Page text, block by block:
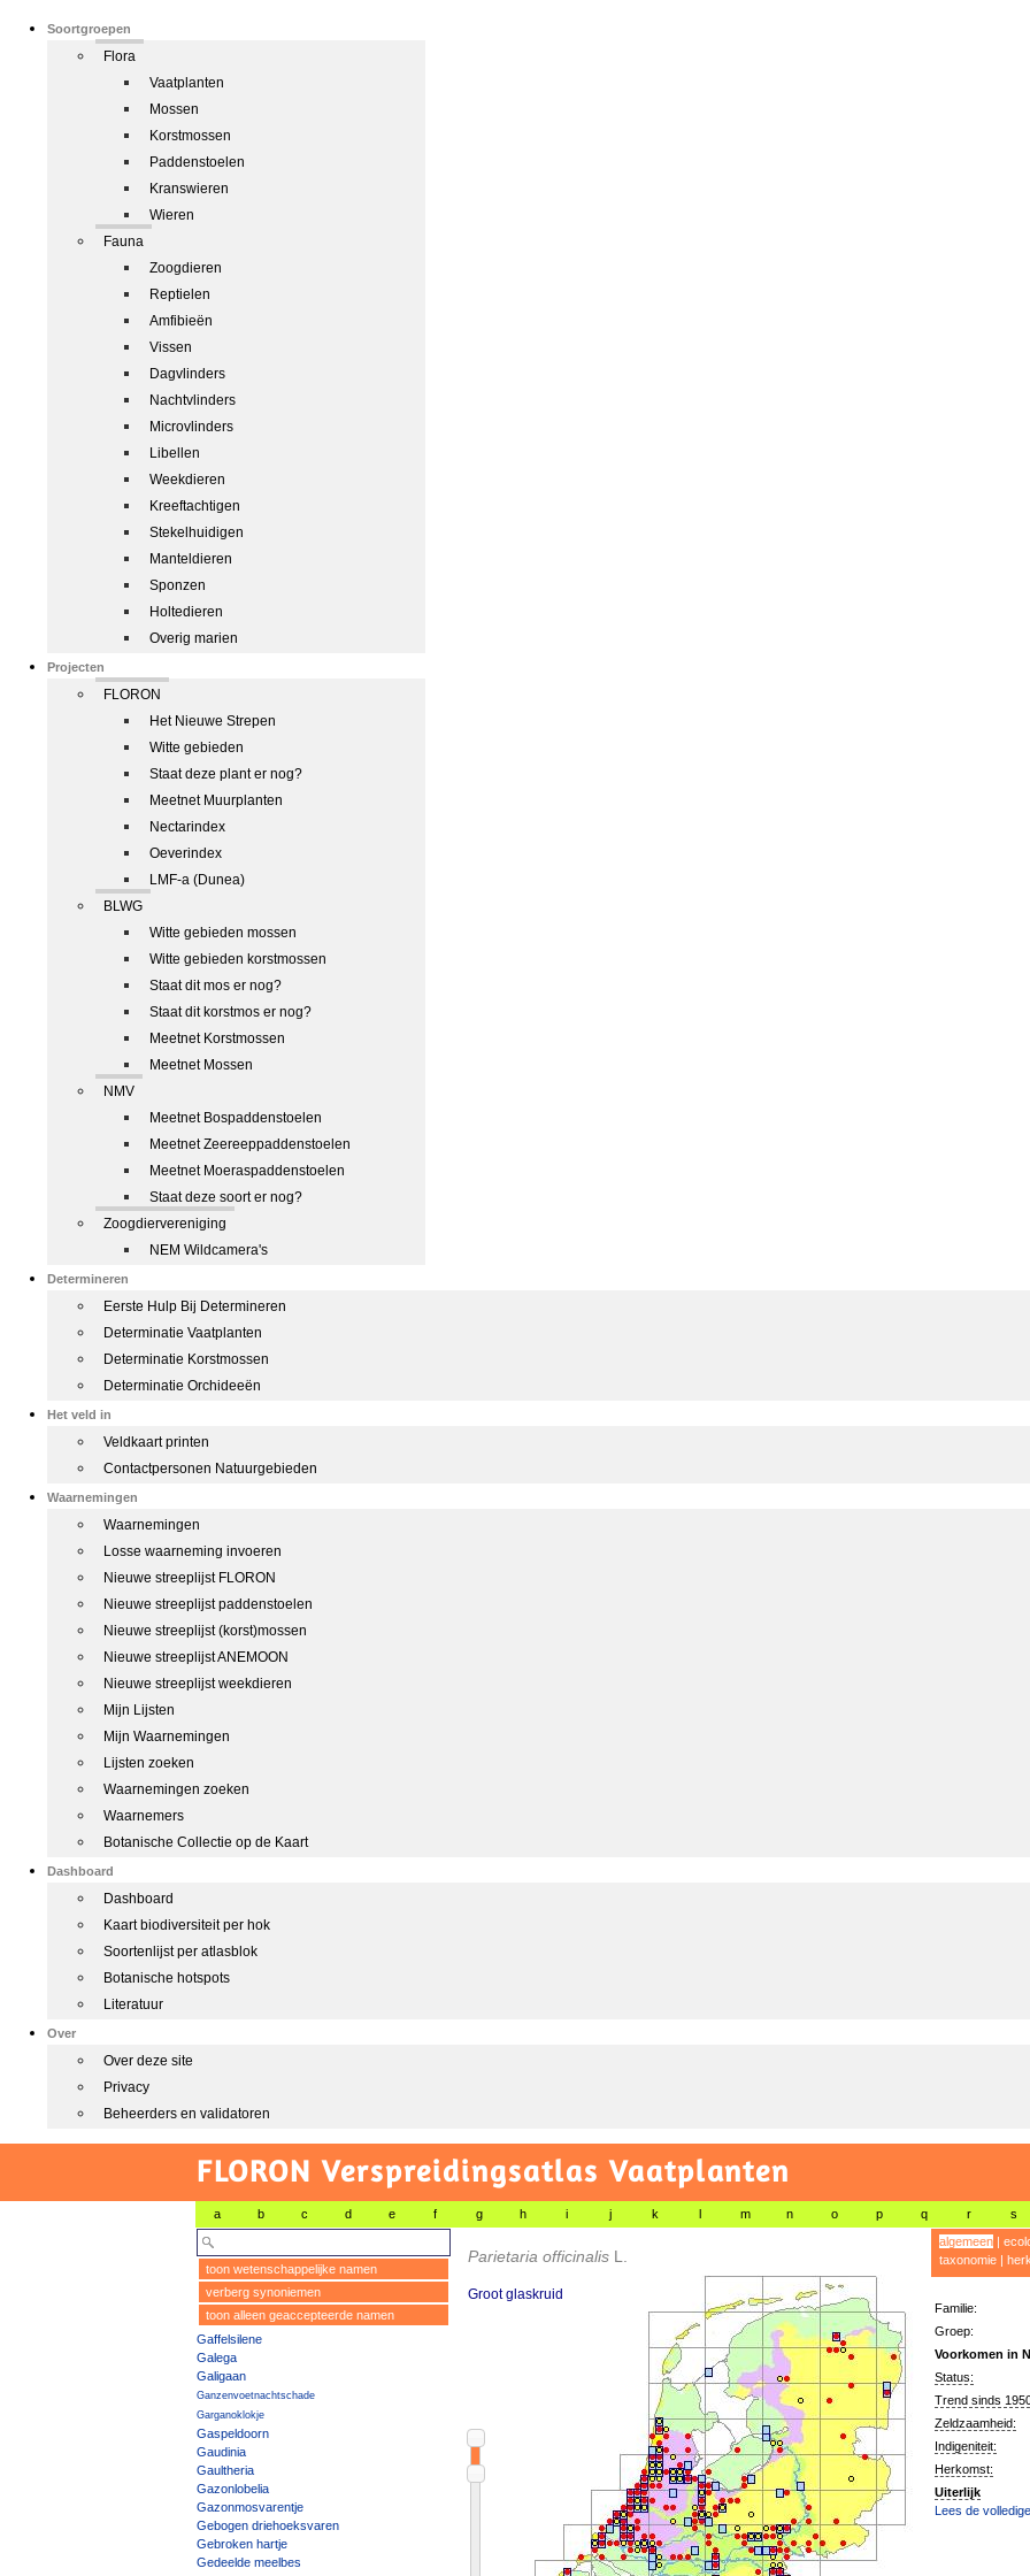
Soortgroepen
Flora
Vaatplanten
Mossen
Korstmossen
Paddenstoelen
Kranswieren
Wieren
Fauna
Zoogdieren
Reptielen
Amfibieën
Vissen
Dagvlinders
Nachtvlinders
Microvlinders
Libellen
Weekdieren
Kreeftachtigen
Stekelhuidigen
Manteldieren
Sponzen
Holtedieren
Overig marien
Projecten
FLORON
Het Nieuwe Strepen
Witte gebieden
Staat deze plant er nog?
Meetnet Muurplanten
Nectarindex
Oeverindex
LMF-a (Dunea)
BLWG
Witte gebieden mossen
Witte gebieden korstmossen
Staat dit mos er nog?
Staat dit korstmos er nog?
Meetnet Korstmossen
Meetnet Mossen
NMV
Meetnet Bospaddenstoelen
Meetnet Zeereeppaddenstoelen
Meetnet Moeraspaddenstoelen
Staat deze soort er nog?
Zoogdiervereniging
NEM Wildcamera's
Determineren
Eerste Hulp Bij Determineren
Determinatie Vaatplanten
Determinatie Korstmossen
Determinatie Orchideeën
Het veld in
Veldkaart printen
Contactpersonen Natuurgebieden
Waarnemingen
Waarnemingen
Losse waarneming invoeren
Nieuwe streeplijst FLORON
Nieuwe streeplijst paddenstoelen
Nieuwe streeplijst (korst)mossen
Nieuwe streeplijst ANEMOON
Nieuwe streeplijst weekdieren
Mijn Lijsten
Mijn Waarnemingen
Lijsten zoeken
Waarnemingen zoeken
Waarnemers
Botanische Collectie op de Kaart
Dashboard
Dashboard
Kaart biodiversiteit per hok
Soortenlijst per atlasblok
Botanische hotspots
Literatuur
Over
Over deze site
Privacy
Beheerders en validatoren
FLORON Verspreidingsatlas Vaatplanten
a b c d e f g h i j k l m n o p q r s
toon wetenschappelijke namen
verberg synoniemen
toon alleen geaccepteerde namen
Gaffelsilene
Galega
Galigaan
Ganzenvoetnachtschade
Garganoklokje
Gaspeldoorn
Gaudinia
Gaultheria
Gazonlobelia
Gazonmosvarentje
Gebogen driehoeksvaren
Gebroken hartje
Gedeelde meelbes
Parietaria officinalis L.
Groot glaskruid
algemeen|
taxonomie|
Familie:
Groep:
Voorkomen in
Status:
Trend sinds
Zeldzaamheid:
Indigeniteit:
Herkomst:
Uiterlijk
Lees de